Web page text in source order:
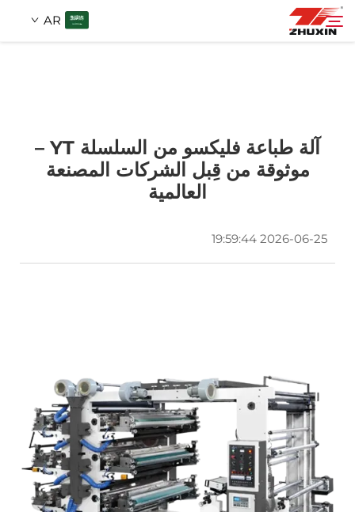
AR
التطبيقات
الأخبار
آلة طباعة فليكسو من السلسلة YT –
موثوقة من قِبل الشركات المصنعة
العالمية
2026-06-25 19:59:44